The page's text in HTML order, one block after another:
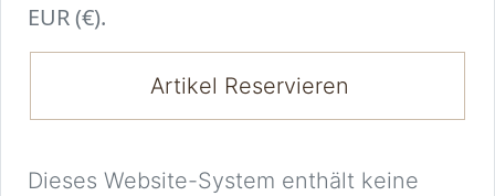
EUR (€).
Artikel Reservieren
Dieses Website-System enthält keine